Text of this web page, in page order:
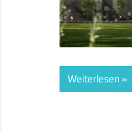
Weiterlesen